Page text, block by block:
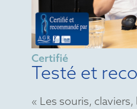
Certifié
Testé et
« Les souris,